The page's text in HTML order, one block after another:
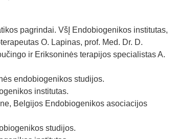
pagrindai. VšĮ Endobiogenikos institutas,
O. Lapinas, prof. Med. Dr. D.
ir Eriksoninės terapijos specialistas A.
endobiogenikos studijos.
institutas.
Belgijos Endobiogenikos asociacijos
studijos.